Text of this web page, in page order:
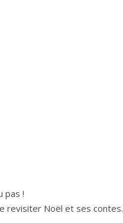
pas !
revisiter Noël et ses contes.